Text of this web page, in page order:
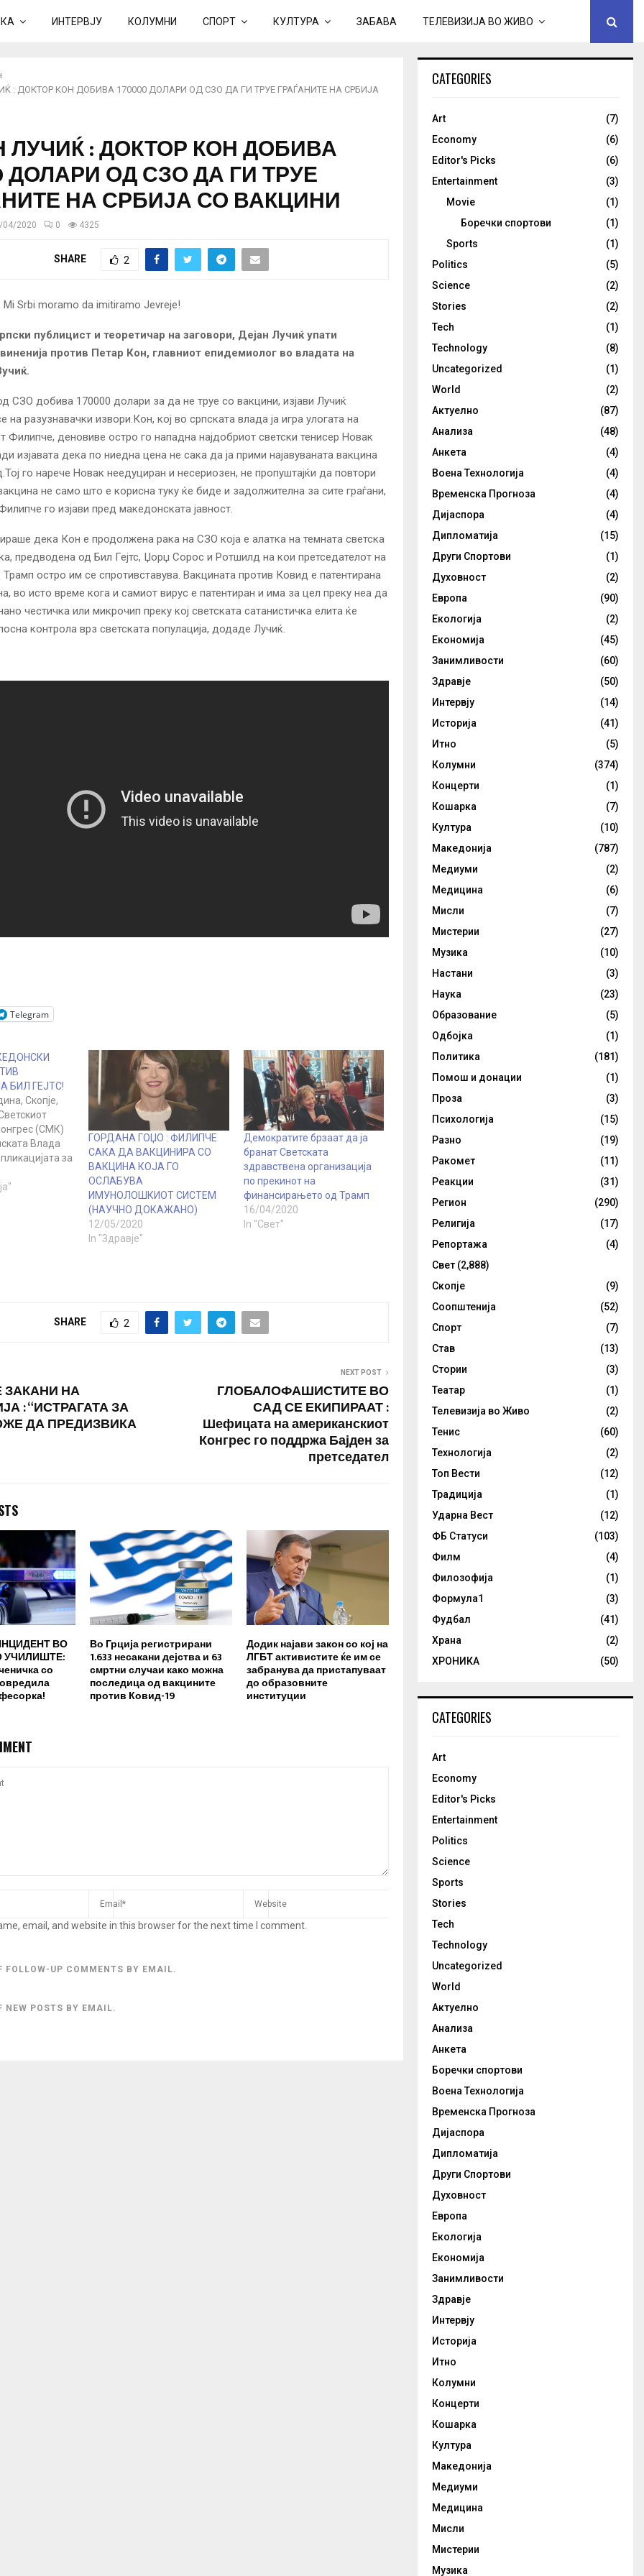
ИНТЕРВЈУ КОЛУМНИ СПОРТ КУЛТУРА ЗАБАВА ТЕЛЕВИЗИЈА ВО ЖИВО
: ДОКТОР КОН ДОБИВА 170000 ДОЛАРИ ОД СЗО ДА ГИ ТРУЕ ГРАЃАНИТЕ НА СРБИЈА
ЛУЧИЌ : ДОКТОР КОН ДОБИВА
ДОЛАРИ ОД СЗО ДА ГИ ТРУЕ
НА СРБИЈА СО ВАКЦИНИ
04/2020 0 4325
SHARE 2
публицист и теоретичар на заговори, Дејан Лучиќ упати
против Петар Кон, главниот епидемиолог во владата на
СЗО добива 170000 долари за да не труе со вакцини, изјави Лучиќ
на разузнавачки извори.Кон, кој во српската влада ја игра улогата на
Филипче, деновиве остро го нападна најдобриот светски тенисер Новак
изјавата дека по ниедна цена не сака да ја прими најавуваната вакцина
го нарече Новак неедуциран и несериозен, не пропуштајќи да повтори
не само што е корисна туку ќе биде и задолжителна за сите граѓани,
го изјави пред македонската јавност.
дека Кон е продолжена рака на СЗО која е алатка на темната светска
предводена од Бил Гејтс, Џорџ Сорос и Ротшилд на кои претседателот на
остро им се спротивставува. Вакцината против Ковид е патентирана
во исто време кога и самиот вирус е патентиран и има за цел преку неа да
честичка или микрочип преку кој светската сатанистичка елита ќе
контрола врз светската популација, додаде Лучиќ.
Telegram
БИЛ ГЕЈТС!
Скопје,
(СМК)
Влада
за
на државата
ГОРДАНА ГОЏО : ФИЛИПЧЕ
САКА ДА ВАКЦИНИРА СО
ВАКЦИНА КОЈА ГО
ОСЛАБУВА
ИМУНОЛОШКИОТ СИСТЕМ
(НАУЧНО ДОКАЖАНО)
12/05/2020
In "Здравје"
Демократите брзаат да ја
бранат Светската
здравствена организација
по прекинот на
финансирањето од Трамп
16/04/2020
In "Свет"
SHARE 2
ЗАКАНИ НА
: “ИСТРАГАТА ЗА
ДА ПРЕДИЗВИКА
NEXT POST
ГЛОБАЛОФАШИСТИТЕ ВО
САД СЕ ЕКИПИРААТ :
Шефицата на американскиот
Конгрес го поддржа Бајден за
претседател
ВО
УЧИЛИШТЕ:
со
Во Грција регистрирани
1.633 несакани дејства и 63
смртни случаи како можна
последица од вакцините
против Ковид-19
Додик најави закон со кој на
ЛГБТ активистите ќе им се
забранува да пристапуваат
до образовните
институции
email, and website in this browser for the next time I comment.
FOLLOW-UP COMMENTS BY EMAIL.
NEW POSTS BY EMAIL.
CATEGORIES
Art
(7)
Economy
(6)
Editor's Picks
(6)
Entertainment
(3)
Movie
(1)
Боречки спортови
(1)
Sports
(1)
Politics
(5)
Science
(2)
Stories
(2)
Tech
(1)
Technology
(8)
Uncategorized
(1)
World
(2)
Актуелно
(87)
Анализа
(48)
Анкета
(4)
Воена Технологија
(4)
Временска Прогноза
(4)
Дијаспора
(4)
Дипломатија
(15)
Други Спортови
(1)
Духовност
(2)
Европа
(90)
Екологија
(2)
Економија
(45)
Занимливости
(60)
Здравје
(50)
Интервју
(14)
Историја
(41)
Итно
(5)
Колумни
(374)
Концерти
(1)
Кошарка
(7)
Култура
(10)
Македонија
(787)
Медиуми
(2)
Медицина
(6)
Мисли
(7)
Мистерии
(27)
Музика
(10)
Настани
(3)
Наука
(23)
Образование
(5)
Одбојка
(1)
Политика
(181)
Помош и донации
(1)
Проза
(3)
Психологија
(15)
Разно
(19)
Ракомет
(11)
Реакции
(31)
Регион
(290)
Религија
(17)
Репортажа
(4)
Свет (2,888)
Скопје
(9)
Соопштенија
(52)
Спорт
(7)
Став
(13)
Стории
(3)
Театар
(1)
Телевизија во Живо
(2)
Тенис
(60)
Технологија
(2)
Топ Вести
(12)
Традиција
(1)
Ударна Вест
(12)
ФБ Статуси
(103)
Филм
(4)
Филозофија
(1)
Формула1
(3)
Фудбал
(41)
Храна
(2)
ХРОНИКА
(50)
CATEGORIES
Art
Economy
Editor's Picks
Entertainment
Politics
Science
Sports
Stories
Tech
Technology
Uncategorized
World
Актуелно
Анализа
Анкета
Боречки спортови
Воена Технологија
Временска Прогноза
Дијаспора
Дипломатија
Други Спортови
Духовност
Европа
Екологија
Економија
Занимливости
Здравје
Интервју
Историја
Итно
Колумни
Концерти
Кошарка
Култура
Македонија
Медиуми
Медицина
Мисли
Мистерии
Музика